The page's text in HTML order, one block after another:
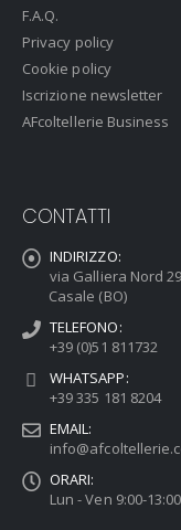
F.A.Q.
Privacy policy
Cookie policy
Iscrizione newsletter
AFcoltellerie Business
CONTATTI
INDIRIZZO:
via Galliera Nord
Casale (BO)
TELEFONO:
+39 (0)51 811732
WHATSAPP:
+39 335 181 8204
EMAIL:
ORARI:
Lun - Ven 9:00-